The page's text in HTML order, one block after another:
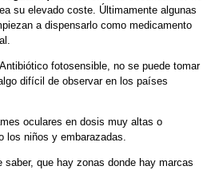
su elevado coste. Últimamente algunas
a dispensarlo como medicamento
Antibiótico fotosensible, no se puede tomar
difícil de observar en los países
oculares en dosis muy altas o
los niños y embarazadas.
saber, que hay zonas donde hay marcas